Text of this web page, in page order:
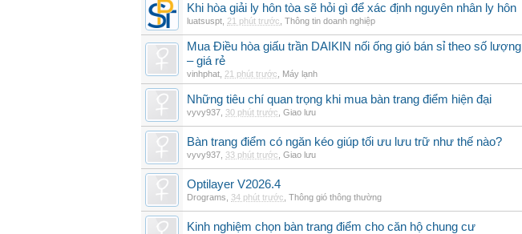
Khi hòa giải ly hôn tòa sẽ hỏi gì để xác định nguyên nhân ly hôn
luatsuspt 21 phút trước Thông tin doanh nghiệp
Mua Điều hòa giấu trần DAIKIN nối ống gió bán sỉ theo số lượng
– giá rẻ
vinhphat 21 phút trước Máy lạnh
Những tiêu chí quan trọng khi mua bàn trang điểm hiện đại
vyvy937 30 phút trước Giao lưu
Bàn trang điểm có ngăn kéo giúp tối ưu lưu trữ như thế nào?
vyvy937 33 phút trước Giao lưu
Optilayer V2026.4
Drograms 34 phút trước Thông gió thông thường
Kinh nghiệm chọn bàn trang điểm cho căn hộ chung cư